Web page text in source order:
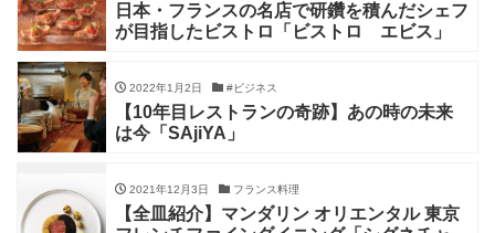
日本・フランスの名店で研鑽を積んだシェフ
が目指したビストロ「ビストロ エビス」
2022年1月2日 #ビジネス
【10年目レストランの奇跡】あの時の未来
は今「SAjiYA」
2021年12月3日 フランス料理
【全皿紹介】マンダリン オリエンタル 東京